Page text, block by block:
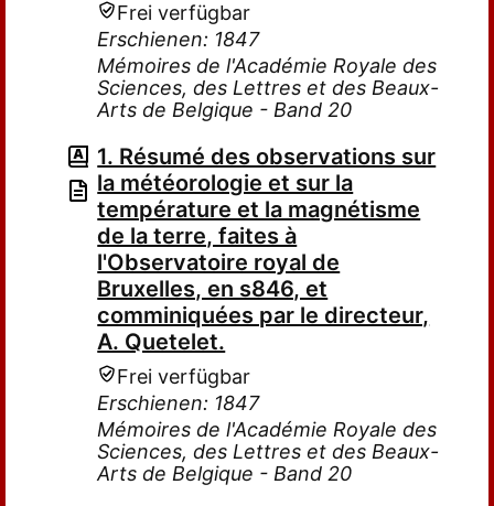
Frei verfügbar
Erschienen: 1847
Mémoires de l'Académie Royale des
Sciences, des Lettres et des Beaux-
Arts de Belgique - Band 20
1. Résumé des observations sur
la météorologie et sur la
température et la magnétisme
de la terre, faites à
l'Observatoire royal de
Bruxelles, en s846, et
comminiquées par le directeur,
A. Quetelet.
Frei verfügbar
Erschienen: 1847
Mémoires de l'Académie Royale des
Sciences, des Lettres et des Beaux-
Arts de Belgique - Band 20